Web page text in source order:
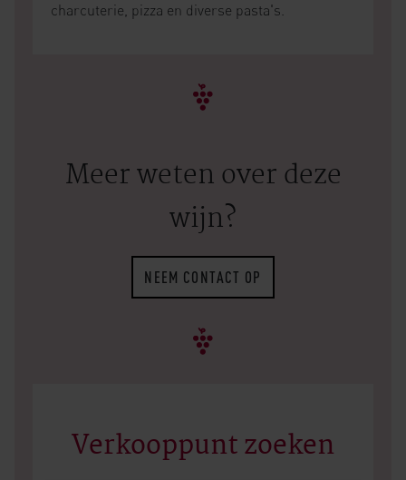
charcuterie, pizza en diverse pasta's.
Meer weten over deze
wijn?
NEEM CONTACT OP
Verkooppunt zoeken